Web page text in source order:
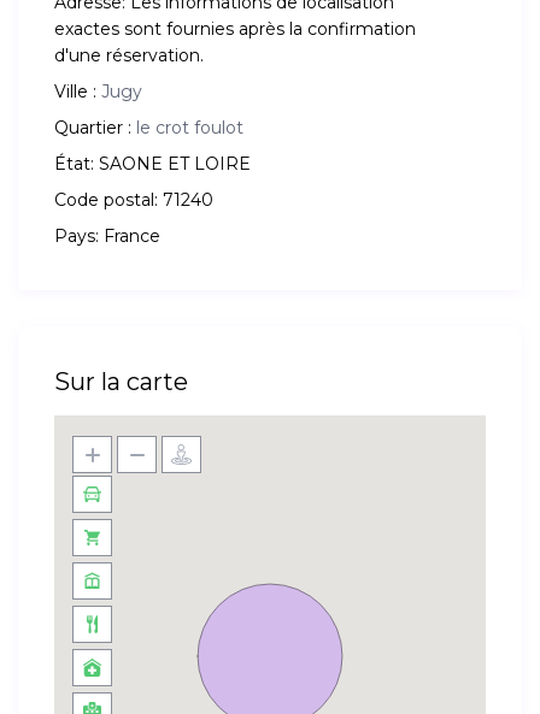
exactes sont fournies après la confirmation
d'une réservation.
Ville : Jugy
Quartier : le crot foulot
État: SAONE ET LOIRE
Code postal: 71240
Pays: France
Sur la carte